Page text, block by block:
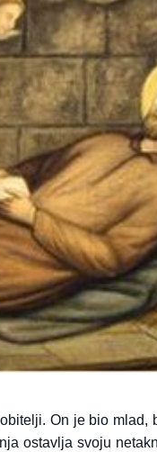
On je bio mlad,
ostavlja svoju